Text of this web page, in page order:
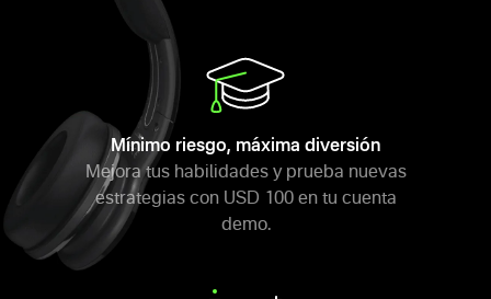
Mínimo riesgo, máxima diversión
Mejora tus habilidades y prueba nuevas
estrategias con USD 100 en tu cuenta
demo.